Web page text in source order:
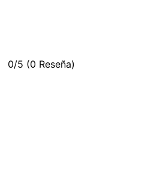
0/5 (0 Reseña)